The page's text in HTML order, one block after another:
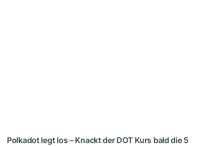
Polkadot legt los – Knackt der DOT Kurs bald die 5